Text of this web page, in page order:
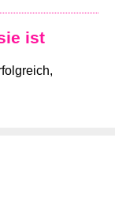
ist